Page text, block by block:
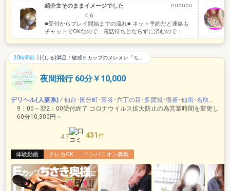
紹介文そのままイメージでした nupupu
4.6
■受付からプレイ開始までの流れ■ ネット予約だと連絡も
チャットでOKなので、電話待ちとならずに済むので...
夜間飛行 60分￥10,000
デリヘル(人妻系) / 仙台･国分町･富谷･六丁の目･多賀城･塩釜･仙南･名取岩沼･県南･亘理白石
60分10,300円～
4.7 431件
体験動画 クレカOK コンパニオン募集
20時間前 汁(しる)満足！敏感Ｅカップのヌレヌレ「ちさき奥様」に口内大量発射！